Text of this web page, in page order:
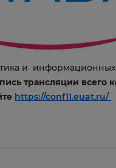
и
трансляции всего
https://conf11.euat.ru/